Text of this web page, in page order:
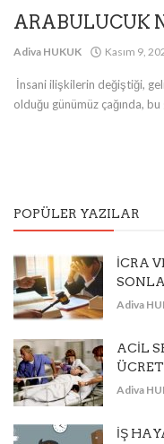
ARABULUCUK
Adiva HUKUK Kasım 9,
İnsani ilişkilerin değiştiği,
olduğu günümüz çağında,
POPÜLER YAZILAR
İCRA
Adiva
ACİL
Adiva
İŞ